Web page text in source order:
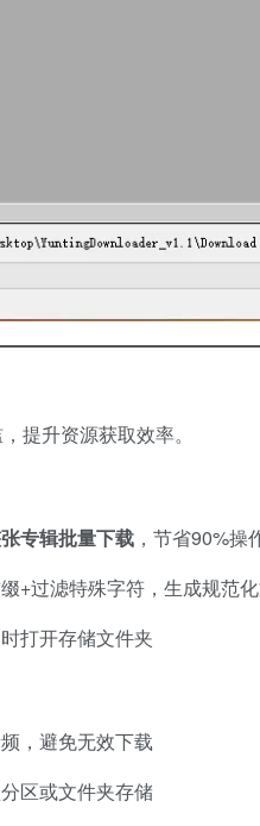
提升资源获取效率。
专辑批量下载 ，节省90%操
+过滤特殊字符，生成规范
打开存储文件夹
，避免无效下载
区或文件夹存储